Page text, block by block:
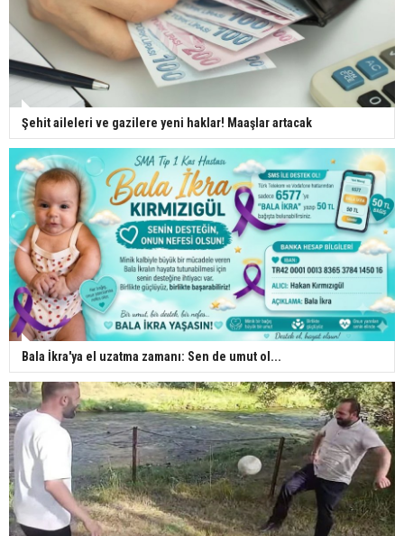
Şehit aileleri ve gazilere yeni haklar! Maaşlar artacak
Bala İkra'ya el uzatma zamanı: Sen de umut ol...